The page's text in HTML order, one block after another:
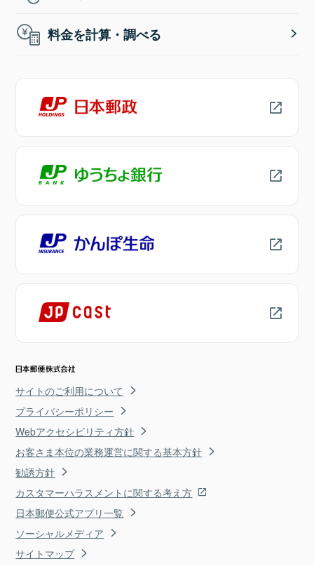
料金を計算・調べる
サイトのご利用について
プライバシーポリシー
Webアクセシビリティ方針
お客さま本位の業務運営に関する基本方針
勧誘方針
カスタマーハラスメントに関する考え方
日本郵便公式アプリ一覧
ソーシャルメディア
サイトマップ